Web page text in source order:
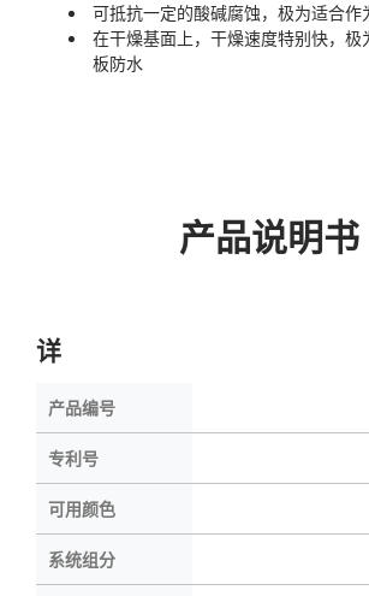
可抵抗一定的酸碱腐蚀，极为适合作
在干燥基面上，干燥速度特别快，极
板防水
产品说明书
详
产品编号
专利号
可用颜色
系统组分